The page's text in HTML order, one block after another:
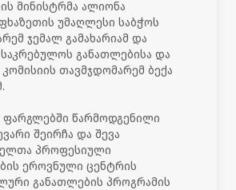
მინისტრმა ალიონა
უმაღლესი საბჭოს
ჯემალ გამახარიამ და
განათლებისა და
თავმჯდომარემ ბექა
ფარგლებში წარმოდგენილი
შეირჩა და შევა
პროფესიული
ეროვნული ცენტრის
განათლების პროგრამის